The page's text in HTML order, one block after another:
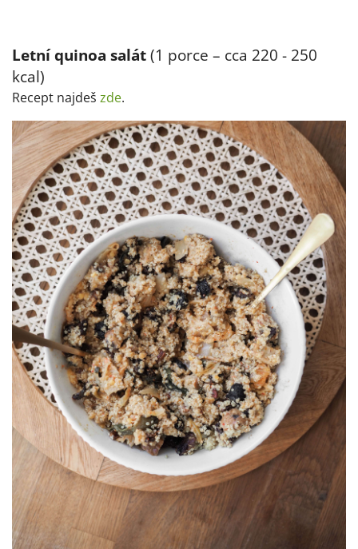
Letní quinoa salát (1 porce – cca 220 - 250
kcal)
Recept najdeš zde.